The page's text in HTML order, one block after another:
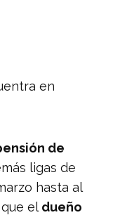
en
de
ligas de
hasta al
el dueño